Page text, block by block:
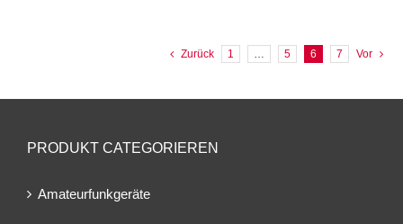
Zurück 1 … 5 6 7 Vor
PRODUKT CATEGORIEREN
Amateurfunkgeräte